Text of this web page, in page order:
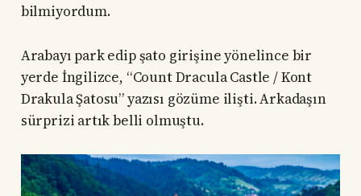
bilmiyordum.
Arabayı park edip şato girişine yönelince bir
yerde İngilizce, “Count Dracula Castle / Kont
Drakula Şatosu” yazısı gözüme ilişti. Arkadaşın
sürprizi artık belli olmuştu.